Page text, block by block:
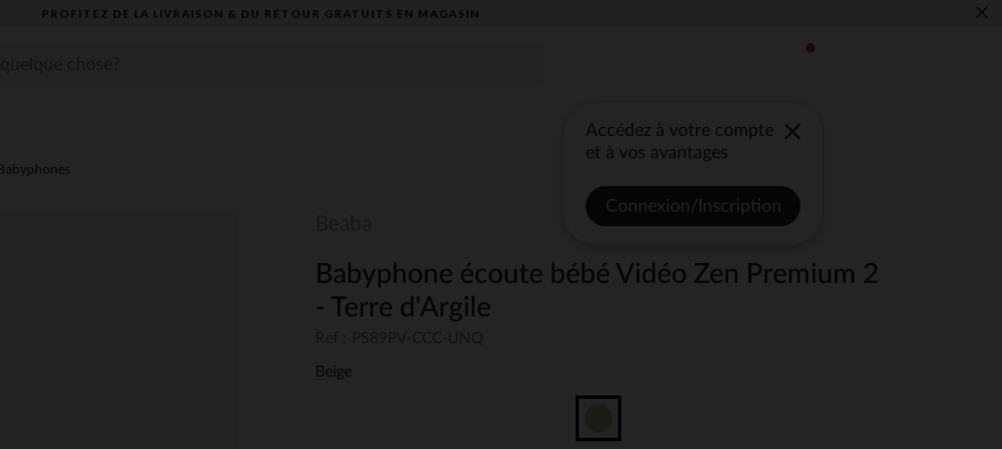
PROFITEZ DE LA LIVRAISON & DU RETOUR GRATUITS EN MAGASIN​ ×
Accédez à votre compte
et à vos avantages
Connexion/Inscription
Babyphones
Babyphone écoute bébé Vidéo Zen Premium 2
- Terre d'Argile
Beige